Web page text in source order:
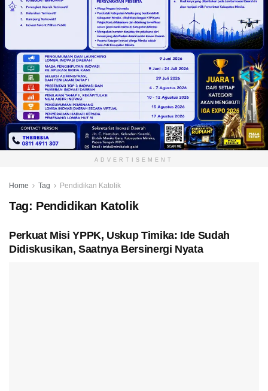
ADVERTISEMENT
Home Tag Pendidikan Katolik
Tag: Pendidikan Katolik
Perkuat Misi YPPK, Uskup Timika: Ide Sudah
Didiskusikan, Saatnya Bersinergi Nyata